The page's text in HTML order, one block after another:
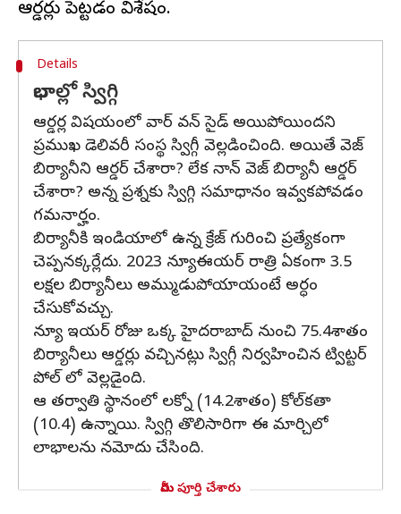
Details
లాభాల్లో స్విగ్గి
ఆర్డర్ల విషయంలో వార్ వన్ సైడ్ అయిపోయిందని
ప్రముఖ డెలివరీ సంస్థ స్విగ్గీ వెల్లడించింది. అయితే వెజ్
బిర్యానీని ఆర్డర్ చేశారా? లేక నాన్ వెజ్ బిర్యానీ ఆర్డర్
చేశారా? అన్న ప్రశ్నకు స్విగ్గి సమాధానం ఇవ్వకపోవడం
గమనార్హం.
బిర్యానీకి ఇండియాలో ఉన్న క్రేజ్ గురించి ప్రత్యేకంగా
చెప్పనక్కర్లేదు. 2023 న్యూఈయర్ రాత్రి ఏకంగా 3.5
లక్షల బిర్యానీలు అమ్ముడుపోయాయంటే అర్ధం
చేసుకోవచ్చు.
న్యూ ఇయర్ రోజు ఒక్క హైదరాబాద్ నుంచి 75.4శాతం
బిర్యానీలు ఆర్డర్లు వచ్చినట్లు స్విగ్గీ నిర్వహించిన ట్విట్టర్
పోల్ లో వెల్లడైంది.
ఆ తర్వాతి స్థానంలో లక్నో (14.2శాతం) కోల్‌కతా
(10.4) ఉన్నాయి. స్విగ్గి తొలిసారిగా ఈ మార్చిలో
లాభాలను నమోదు చేసింది.
మీరు పూర్తి చేశారు